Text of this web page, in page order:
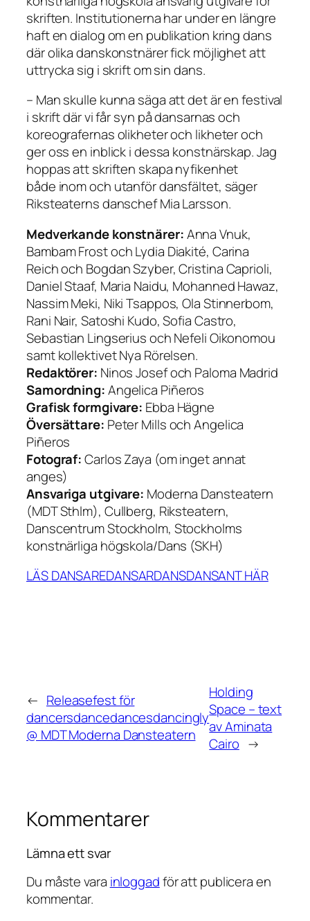
skriften. Institutionerna har under en längre
haft en dialog om en publikation kring dans
där olika danskonstnärer fick möjlighet att
uttrycka sig i skrift om sin dans.
– Man skulle kunna säga att det är en festival
i skrift där vi får syn på dansarnas och
koreografernas olikheter och likheter och
ger oss en inblick i dessa konstnärskap. Jag
hoppas att skriften skapa nyfikenhet
både inom och utanför dansfältet, säger
Riksteaterns danschef Mia Larsson.
Medverkande konstnärer:Anna Vnuk,
Bambam Frost och Lydia Diakité, Carina
Reich och Bogdan Szyber, Cristina Caprioli,
Daniel Staaf, Maria Naidu, Mohanned Hawaz,
Nassim Meki, Niki Tsappos, Ola Stinnerbom,
Rani Nair, Satoshi Kudo, Sofia Castro,
Sebastian Lingserius och Nefeli Oikonomou
samt kollektivet Nya Rörelsen.
Redaktörer: Ninos Josef och Paloma Madrid
Samordning:Angelica Piñeros
Grafisk formgivare: Ebba Hägne
Översättare: Peter Mills och Angelica
Piñeros
Fotograf:Carlos Zaya (om inget annat
anges)
Ansvariga utgivare: Moderna Dansteatern
(MDT Sthlm), Cullberg, Riksteatern,
Danscentrum Stockholm, Stockholms
konstnärliga högskola/Dans (SKH)
LÄS DANSAREDANSARDANSDANSANT HÄR
← Releasefest för
dancersdancedancesdancingly
@ MDT Moderna Dansteatern
Holding
Space – text
av Aminata
Cairo →
Kommentarer
Lämna ett svar
Du måste vara inloggadför att publicera en
kommentar.